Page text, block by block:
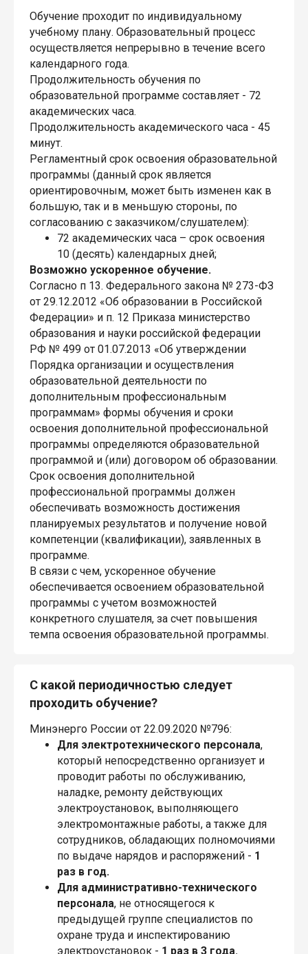
Обучение проходит по индивидуальному
учебному плану. Образовательный процесс
осуществляется непрерывно в течение всего
календарного года.
Продолжительность обучения по
образовательной программе составляет - 72
академических часа.
Продолжительность академического часа - 45
минут.
Регламентный срок освоения образовательной
программы (данный срок является
ориентировочным, может быть изменен как в
большую, так и в меньшую стороны, по
согласованию с заказчиком/слушателем):
72 академических часа – срок освоения
10 (десять) календарных дней;
Возможно ускоренное обучение.
Согласно п 13. Федерального закона № 273-ФЗ
от 29.12.2012 «Об образовании в Российской
Федерации» и п. 12 Приказа министерство
образования и науки российской федерации
РФ № 499 от 01.07.2013 «Об утверждении
Порядка организации и осуществления
образовательной деятельности по
дополнительным профессиональным
программам» формы обучения и сроки
освоения дополнительной профессиональной
программы определяются образовательной
программой и (или) договором об образовании.
Срок освоения дополнительной
профессиональной программы должен
обеспечивать возможность достижения
планируемых результатов и получение новой
компетенции (квалификации), заявленных в
программе.
В связи с чем, ускоренное обучение
обеспечивается освоением образовательной
программы с учетом возможностей
конкретного слушателя, за счет повышения
темпа освоения образовательной программы.
С какой периодичностью следует
проходить обучение?
Минэнерго России от 22.09.2020 №796:
Для электротехнического персонала,
который непосредственно организует и
проводит работы по обслуживанию,
наладке, ремонту действующих
электроустановок, выполняющего
электромонтажные работы, а также для
сотрудников, обладающих полномочиями
по выдаче нарядов и распоряжений - 1
раз в год.
Для административно-технического
персонала, не относящегося к
предыдущей группе специалистов по
охране труда и инспектированию
электроустановок - 1 раз в 3 года.